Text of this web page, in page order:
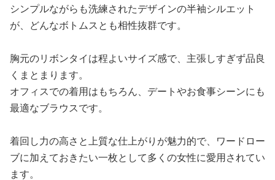
シンプルながらも洗練されたデザインの半袖シルエット
が、どんなボトムスとも相性抜群です。
胸元のリボンタイは程よいサイズ感で、主張しすぎず品良
くまとまります。
オフィスでの着用はもちろん、デートやお食事シーンにも
最適なブラウスです。
着回し力の高さと上質な仕上がりが魅力的で、ワードロー
ブに加えておきたい一枚として多くの女性に愛用されてい
ます。